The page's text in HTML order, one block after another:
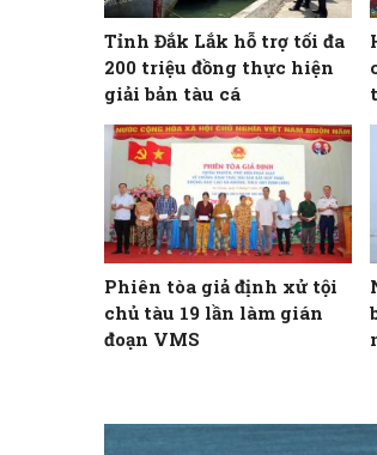
Tỉnh Đắk Lắk hỗ trợ tối đa
200 triệu đồng thực hiện
giải bản tàu cá
Phiên tòa giả định xử tội
chủ tàu 19 lần làm gián
đoạn VMS